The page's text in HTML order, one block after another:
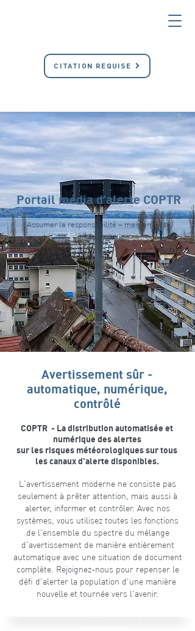
CITATION REQUISE
Portail média d'alerte COPTR
Assumer la responsabilité – mais en toute
sécurité.
Avertissement sûr -
automatique, numérique,
contrôlé
COPTR - La distribution automatisée et
numérique des alertes
sur les risques météorologiques sur tous
les canaux d'alerte disponibles.
L'avertissement moderne ne consiste pas
seulement à prêter attention, mais aussi à
alerter, informer et contrôler. Avec nos
systèmes, vous utilisez toutes les fonctions
de l'ensemble du spectre du mélange
d'avertissement de manière entièrement
automatique avec une situation de document
complète. Rejoignez-nous pour repenser le
défi d'alerter la population d'une manière
nouvelle et tournée vers l'avenir.